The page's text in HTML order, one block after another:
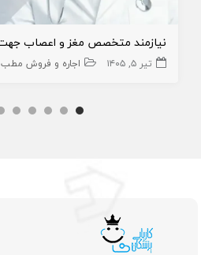
نیازمند متخصص مغز و اعصاب جهت
تیر ۵, ۱۴۰۵ اجاره و فروش